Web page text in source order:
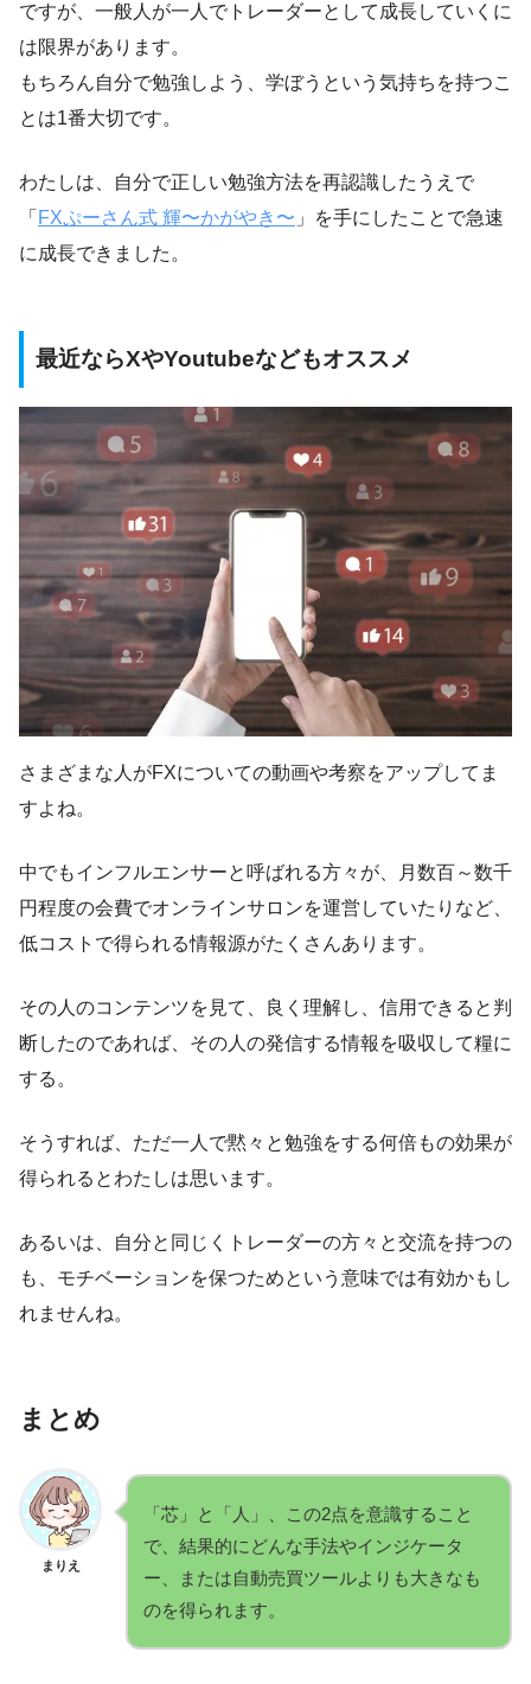
ですが、一般人が一人でトレーダーとして成長していくに
は限界があります。
もちろん自分で勉強しよう、学ぼうという気持ちを持つこ
とは1番大切です。
わたしは、自分で正しい勉強方法を再認識したうえで
「 FXぷーさん式 輝〜かがやき〜 」を手にしたことで急速
に成長できました。
最近ならXやYoutubeなどもオススメ
さまざまな人がFXについての動画や考察をアップしてま
すよね。
中でもインフルエンサーと呼ばれる方々が、月数百～数千
円程度の会費でオンラインサロンを運営していたりなど、
低コストで得られる情報源がたくさんあります。
その人のコンテンツを見て、良く理解し、信用できると判
断したのであれば、その人の発信する情報を吸収して糧に
する。
そうすれば、ただ一人で黙々と勉強をする何倍もの効果が
得られるとわたしは思います。
あるいは、自分と同じくトレーダーの方々と交流を持つの
も、モチベーションを保つためという意味では有効かもし
れませんね。
まとめ
まりえ
「芯」と「人」、この2点を意識すること
で、結果的にどんな手法やインジケータ
ー、または自動売買ツールよりも大きなも
のを得られます。